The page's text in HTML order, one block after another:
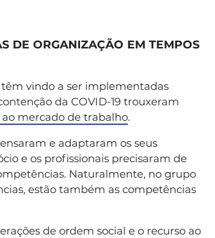
DE ORGANIZAÇÃO EM TEMPOS
vindo a ser implementadas
da COVID-19 trouxeram
ao mercado de trabalho.
e adaptaram os seus
e os profissionais precisaram de
Naturalmente, no grupo
estão também as competências
de ordem social e o recurso ao